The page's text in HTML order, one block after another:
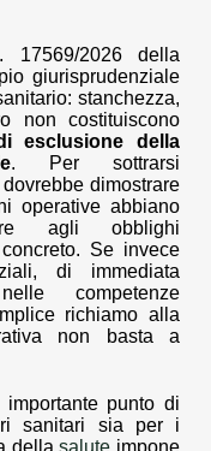
17569/2026 della
giurisprudenziale
stanchezza,
non costituiscono
esclusione della
. Per sottrarsi
dimostrare
operative abbiano
agli obblighi
Se invece
di immediata
competenze
richiamo alla
non basta a
punto di
sanitari sia per i